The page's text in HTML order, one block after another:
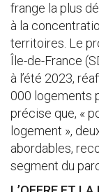
frange la plus
à la
territoires. Le
Île-de-France
à l’été 2023,
000 logements
précise que, «
logement »,
abordables,
segment du